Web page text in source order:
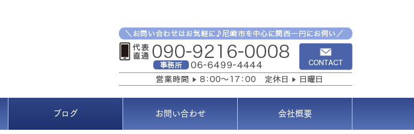
ブログ お問い合わせ 会社概要